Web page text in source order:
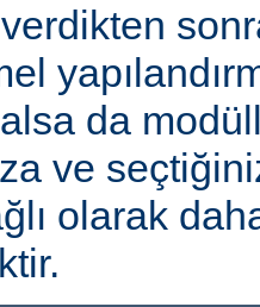
da
ve
olarak